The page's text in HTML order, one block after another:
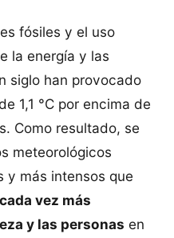
fósiles y el uso
la energía y las
siglo han provocado
1,1 °C por encima de
Como resultado, se
meteorológicos
y más intensos que
vez más
y las personas en